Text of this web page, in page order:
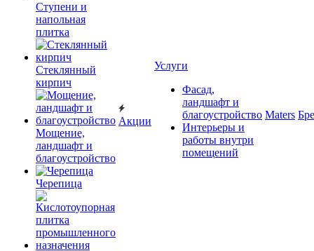
Ступени и
напольная
плитка
Cтеклянный
кирпич
Мощение,
ландшафт и
благоустройство
Черепица
Акции
Услуги
Фасад,
ландшафт и
благоустройство
Интерьеры и
работы внутри
помещений
Maters